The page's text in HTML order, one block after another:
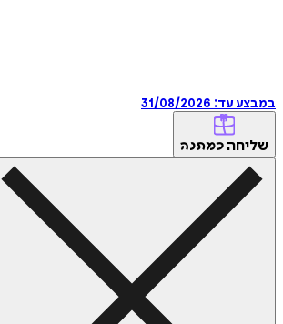
במבצע עד: 31/08/2026
שליחה כמתנה